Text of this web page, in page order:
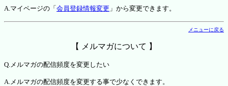
A.マイページの「 会員登録情報変更 」から変更できます。
メニューに戻る
【 メルマガについて 】
Q.メルマガの配信頻度を変更したい
A.メルマガの配信頻度を変更する事で少なくできます。